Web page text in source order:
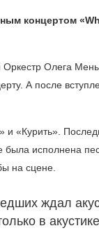
концертом
Оркестр Олега
А после
и «Курить».
была исполнена
на сцене.
ждал
в